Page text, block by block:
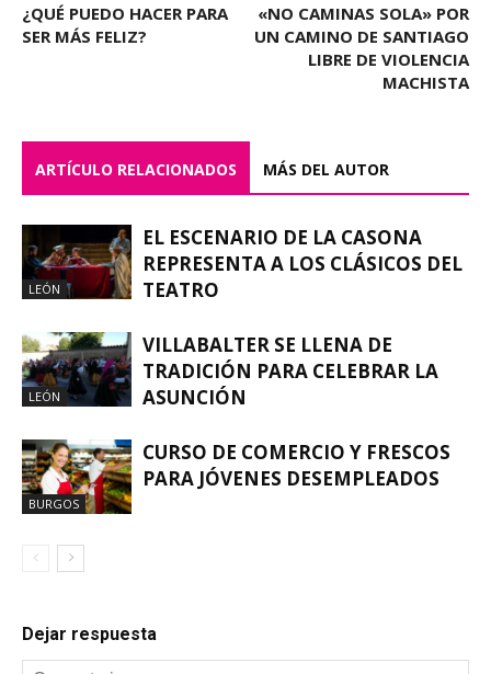
¿QUÉ PUEDO HACER PARA
SER MÁS FELIZ?
«NO CAMINAS SOLA» POR
UN CAMINO DE SANTIAGO
LIBRE DE VIOLENCIA
MACHISTA
ARTÍCULO RELACIONADOS MÁS DEL AUTOR
LEÓN
EL ESCENARIO DE LA CASONA
REPRESENTA A LOS CLÁSICOS DEL
TEATRO
LEÓN
VILLABALTER SE LLENA DE
TRADICIÓN PARA CELEBRAR LA
ASUNCIÓN
BURGOS
CURSO DE COMERCIO Y FRESCOS
PARA JÓVENES DESEMPLEADOS
Dejar respuesta